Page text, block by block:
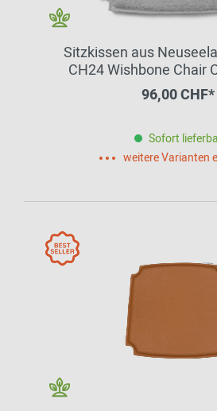
Sitzkissen aus
CH24 Wishbone Chair
96,00 CHF*
Sofort
weitere Varianten